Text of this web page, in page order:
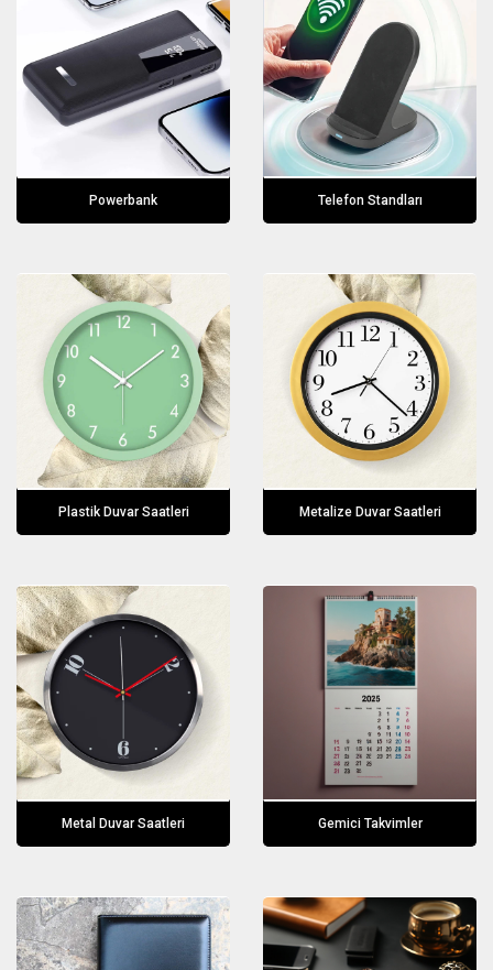
Powerbank Telefon Standları
Plastik Duvar Saatleri Metalize Duvar Saatleri
Metal Duvar Saatleri Gemici Takvimler